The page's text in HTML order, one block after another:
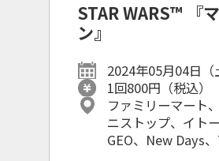
STAR WARS™ 『
ン』
2024年05月04日（
売予定！
1回800円（税込）
ファミリーマート
ニストップ、イト
GEO、New Days